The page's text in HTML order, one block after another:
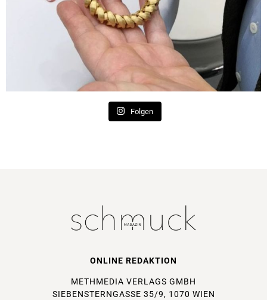
Folgen
ONLINE REDAKTION
METHMEDIA VERLAGS GMBH
SIEBENSTERNGASSE 35/9, 1070 WIEN